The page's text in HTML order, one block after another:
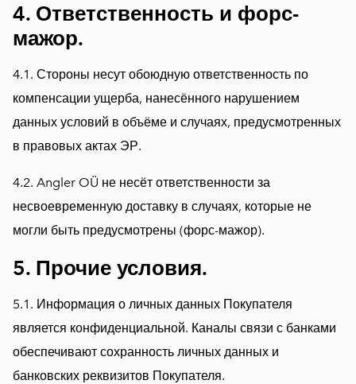
4. Ответственность и форс-
мажор.
4.1. Стороны несут обоюдную ответственность по
компенсации ущерба, нанесённого нарушением
данных условий в объёме и случаях, предусмотренных
в правовых актах ЭР.
4.2. Angler OÜ не несёт ответственности за
несвоевременную доставку в случаях, которые не
могли быть предусмотрены (форс-мажор).
​5. Прочие условия.
5.1. Информация о личных данных Покупателя
является конфиденциальной. Каналы связи с банками
обеспечивают сохранность личных данных и
банковских реквизитов Покупателя.